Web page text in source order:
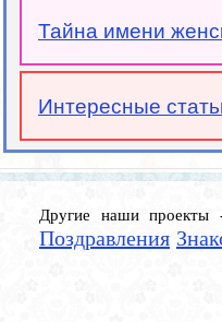
Тайна имени
Интересные
Другие наши проекты
Поздравления